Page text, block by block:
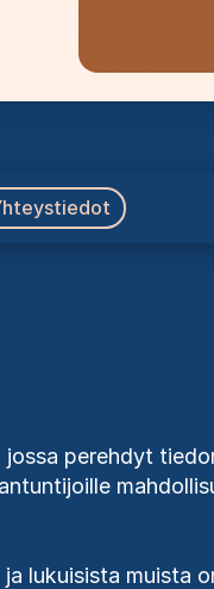
perehdyt
ja lukuisista muista